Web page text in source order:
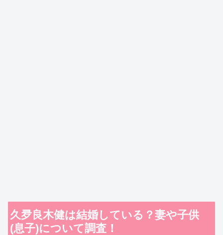
久夛良木健は結婚している？妻や子供
(息子)について調査！